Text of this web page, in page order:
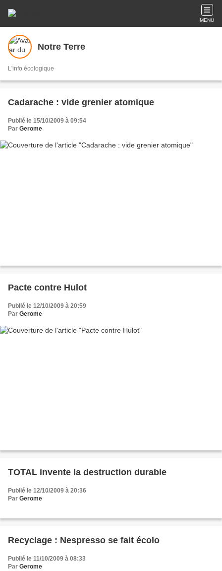
MENU
Notre Terre
L'info écologique
Cadarache : vide grenier atomique
Publié le 15/10/2009 à 09:54
Par Gerome
Pacte contre Hulot
Publié le 12/10/2009 à 20:59
Par Gerome
TOTAL invente la destruction durable
Publié le 12/10/2009 à 20:36
Par Gerome
Recyclage : Nespresso se fait écolo
Publié le 11/10/2009 à 08:33
Par Gerome